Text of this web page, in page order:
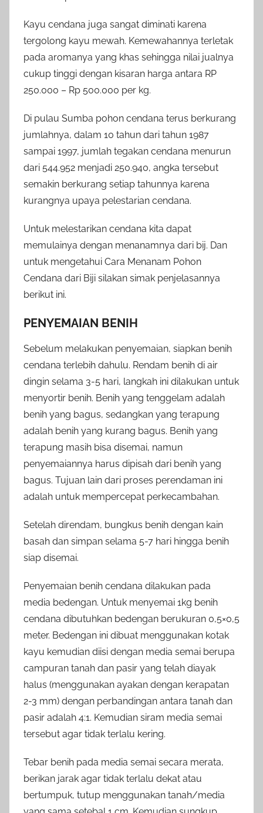
Kayu cendana juga sangat diminati karena
tergolong kayu mewah. Kemewahannya terletak
pada aromanya yang khas sehingga nilai jualnya
cukup tinggi dengan kisaran harga antara RP
250.000 – Rp 500.000 per kg.
Di pulau Sumba pohon cendana terus berkurang
jumlahnya, dalam 10 tahun dari tahun 1987
sampai 1997, jumlah tegakan cendana menurun
dari 544.952 menjadi 250.940, angka tersebut
semakin berkurang setiap tahunnya karena
kurangnya upaya pelestarian cendana.
Untuk melestarikan cendana kita dapat
memulainya dengan menanamnya dari bij. Dan
untuk mengetahui Cara Menanam Pohon
Cendana dari Biji silakan simak penjelasannya
berikut ini.
PENYEMAIAN BENIH
Sebelum melakukan penyemaian, siapkan benih
cendana terlebih dahulu. Rendam benih di air
dingin selama 3-5 hari, langkah ini dilakukan untuk
menyortir benih. Benih yang tenggelam adalah
benih yang bagus, sedangkan yang terapung
adalah benih yang kurang bagus. Benih yang
terapung masih bisa disemai, namun
penyemaiannya harus dipisah dari benih yang
bagus. Tujuan lain dari proses perendaman ini
adalah untuk mempercepat perkecambahan.
Setelah direndam, bungkus benih dengan kain
basah dan simpan selama 5-7 hari hingga benih
siap disemai.
Penyemaian benih cendana dilakukan pada
media bedengan. Untuk menyemai 1kg benih
cendana dibutuhkan bedengan berukuran 0,5×0,5
meter. Bedengan ini dibuat menggunakan kotak
kayu kemudian diisi dengan media semai berupa
campuran tanah dan pasir yang telah diayak
halus (menggunakan ayakan dengan kerapatan
2-3 mm) dengan perbandingan antara tanah dan
pasir adalah 4:1. Kemudian siram media semai
tersebut agar tidak terlalu kering.
Tebar benih pada media semai secara merata,
berikan jarak agar tidak terlalu dekat atau
bertumpuk, tutup menggunakan tanah/media